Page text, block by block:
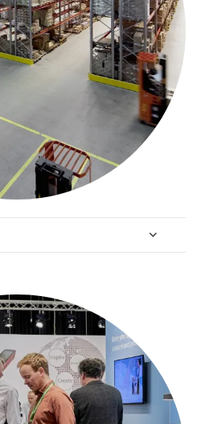
keyboard_arrow_down